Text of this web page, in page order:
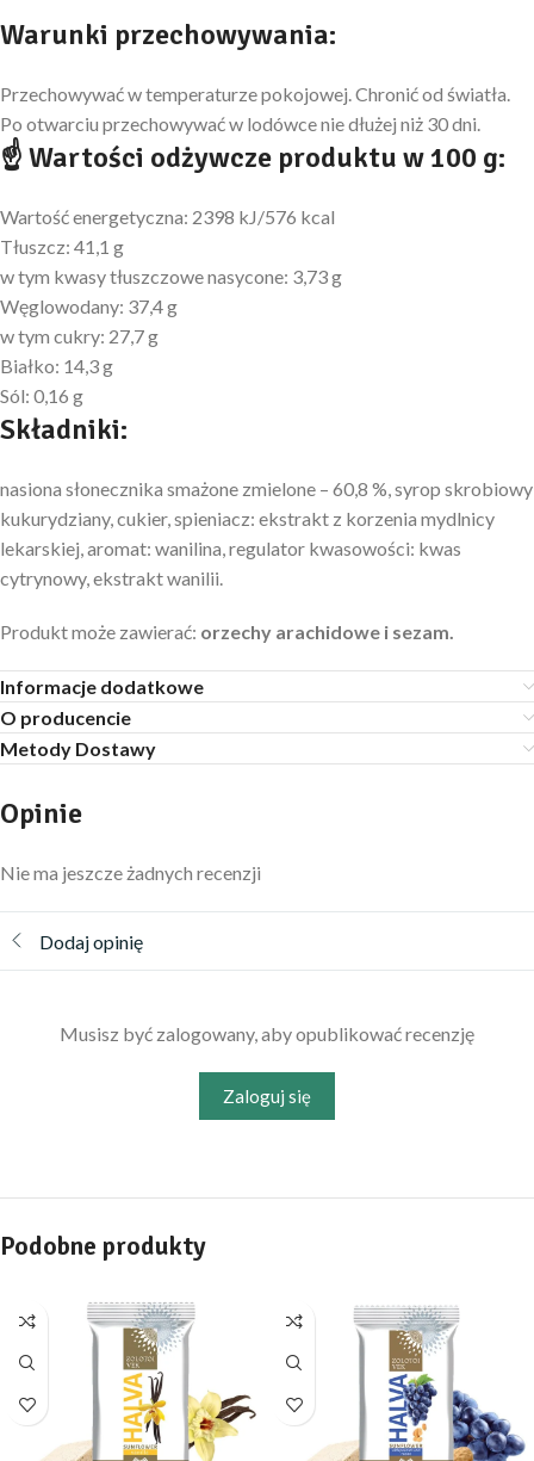
Warunki przechowywania:
Przechowywać w temperaturze pokojowej. Chronić od światła.
Po otwarciu przechowywać w lodówce nie dłużej niż 30 dni.
☝ Wartości odżywcze produktu w 100 g:
Wartość energetyczna: 2398 kJ/576 kcal
Tłuszcz: 41,1 g
w tym kwasy tłuszczowe nasycone: 3,73 g
Węglowodany: 37,4 g
w tym cukry: 27,7 g
Białko: 14,3 g
Sól: 0,16 g
Składniki:
nasiona słonecznika smażone zmielone – 60,8 %, syrop skrobiowy
kukurydziany, cukier, spieniacz: ekstrakt z korzenia mydlnicy
lekarskiej, aromat: wanilina, regulator kwasowości: kwas
cytrynowy, ekstrakt wanilii.
Produkt może zawierać: orzechy arachidowe i sezam.
Informacje dodatkowe
O producencie
Metody Dostawy
Opinie
Nie ma jeszcze żadnych recenzji
Dodaj opinię
Musisz być zalogowany, aby opublikować recenzję
Zaloguj się
Podobne produkty